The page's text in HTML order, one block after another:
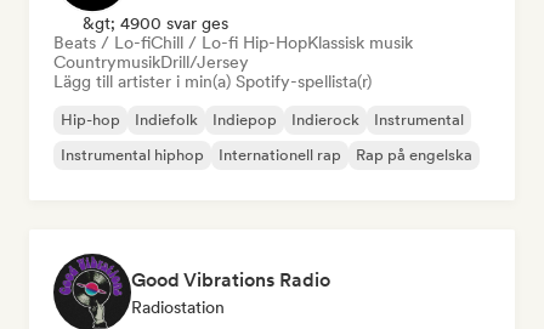
&gt; 4900 svar ges
Beats / Lo-fiChill / Lo-fi Hip-HopKlassisk musik
CountrymusikDrill/Jersey
Lägg till artister i min(a) Spotify-spellista(r)
Hip-hop Indiefolk Indiepop Indierock
Instrumental
Instrumental hiphop
Internationell rap Rap på engelska
Good Vibrations Radio
Radiostation